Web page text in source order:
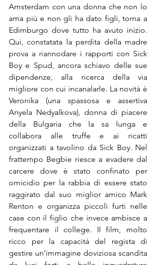
Amsterdam con una donna che non lo
ama più e non gli ha dato figli, torna a
Edimburgo dove tutto ha avuto inizio.
Qui, constatata la perdita della madre
prova a riannodare i rapporti con Sick
Boy e Spud, ancora schiavo delle sue
dipendenze, alla ricerca della via
migliore con cui incanalarle. La novità è
Veronika (una spassosa e assertiva
Anyela Nedyalkova), donna di piacere
della Bulgaria che la sa lunga e
collabora alle truffe e ai ricatti
organizzati a tavolino da Sick Boy. Nel
frattempo Begbie riesce a evadere dal
carcere dove è stato confinato per
omicidio per la rabbia di essere stato
raggirato dal suo miglior amico Mark
Renton e organizza piccoli furti nelle
case con il figlio che invece ambisce a
frequentare il college. Il film, molto
ricco per la capacità del regista di
gestire un’immagine doviziosa scandita